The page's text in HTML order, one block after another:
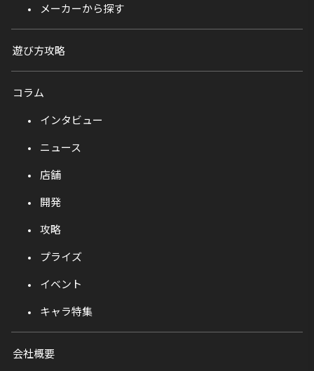
メーカーから探す
遊び方攻略
コラム
インタビュー
ニュース
店舗
開発
攻略
プライズ
イベント
キャラ特集
会社概要